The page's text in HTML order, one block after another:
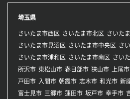
埼玉県
さいたま市西区 さいたま市北区
さいた
さいたま市見沼区
さいたま市中央区
さ
さいたま市浦和区
さいたま市南区 さい
所沢市 東松山市 春日部市 狭山市 上尾市
戸田市 入間市 朝霞市 志木市 和光市 新
富士見市 三郷市 蓮田市 坂戸市 幸手市